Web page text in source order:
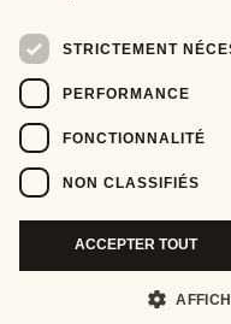
STRICTEMENT
PERFORMANCE
FONCTIONNALITÉ
NON CLASSIFIÉS
ACCEPTER TOUT